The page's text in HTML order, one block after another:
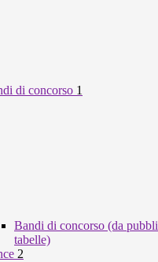
di concorso 1
Bandi di concorso (da
tabelle)
2